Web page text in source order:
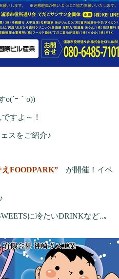
o(´ｰ｀o))
すよ～！
スをご紹介♪
えFOODPARK” が開催！イベ
に冷たいDRINKなど..｡